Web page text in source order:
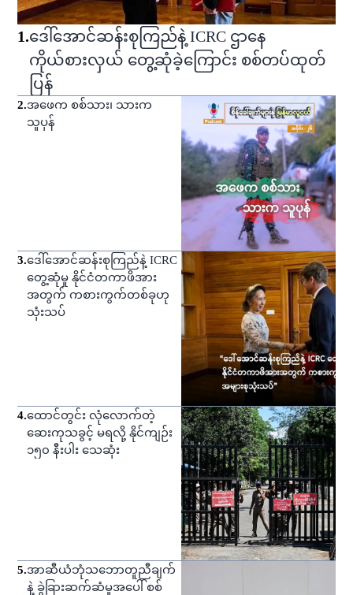
1.ဒေါ်အောင်ဆန်းစုကြည်နဲ့ ICRC ဌာနေ
ကိုယ်စားလှယ် တွေ့ဆုံခဲ့ကြောင်း စစ်တပ်ထုတ်
ပြန်
2.အဖေက စစ်သား၊ သားက
သူပုန်
3.ဒေါ်အောင်ဆန်းစုကြည်နဲ့ ICRC
တွေ့ဆုံမှု နိုင်ငံတကာဖိအား
အတွက် ကစားကွက်တစ်ခုဟု
သုံးသပ်
4.ထောင်တွင်း လုံလောက်တဲ့
ဆေးကုသခွင့် မရလို့ နိုင်ကျဉ်း
၁၅၀ နီးပါး သေဆုံး
5.အာဆီယံဘုံသဘောတူညီချက်
နဲ့ ခွဲခြားဆက်ဆံမှုအပေါ် စစ်